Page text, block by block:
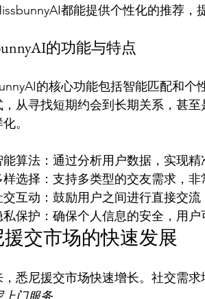
的功能与特点
的核心功能包括智能匹配和
，从寻找短期约会到长期关系，甚
能算法：通过分析用户数据，实现精
样选择：支持多类型的交友需求，
交互动：鼓励用户之间进行直接交
私保护：确保个人信息的安全，用
交市场的快速发展
，悉尼援交市场快速增长。社交需